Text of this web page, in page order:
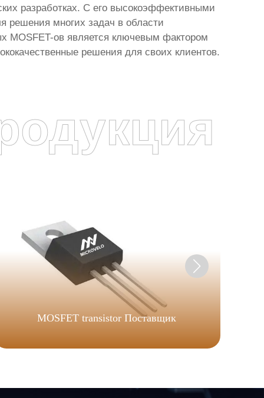
разработках. С его высокоэффективными
решения многих задач в области
MOSFET-ов является ключевым фактором
решения для своих клиентов.
MOSFET transistor Поставщик